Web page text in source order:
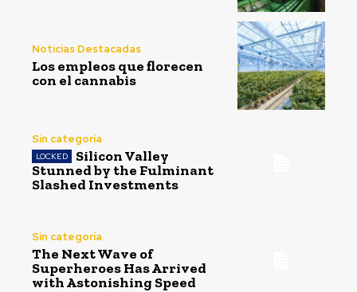
Noticias Destacadas
Los empleos que florecen
con el cannabis
Sin categoría
Silicon Valley
Stunned by the Fulminant
Slashed Investments
Sin categoría
The Next Wave of
Superheroes Has Arrived
with Astonishing Speed